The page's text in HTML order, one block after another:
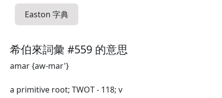
Easton 字典
希伯來詞彙 #559 的意思
amar {aw-mar'}
a primitive root; TWOT - 118; v